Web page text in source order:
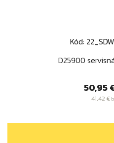
Kód:
D25900
Cena
50,95
41,42 €